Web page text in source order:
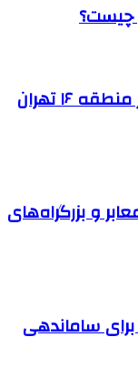
چیست؟
نوسازی ۲۵ ایستگاه اتوبوس در منطقه ۱۶ تهران
و بزرگراه‌های
ساماندهی